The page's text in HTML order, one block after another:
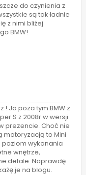
do czynienia z
są tak ładnie
z nimi bliżej
BMW!
! Ja poza tym BMW z
S z 2008r w wersji
prezencie. Choć nie
motoryzacją to Mini
wykonania
wnętrze,
detale. Naprawdę
je na blogu.